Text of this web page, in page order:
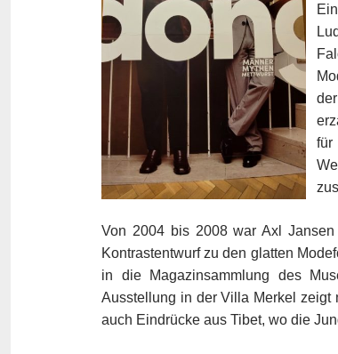
für
Von 2004 bis 2008 war Axl
Kontrastentwurf zu den glatten
in die Magazinsammlung des
Ausstellung in der Villa Merkel zeigt
auch Eindrücke aus Tibet, wo die